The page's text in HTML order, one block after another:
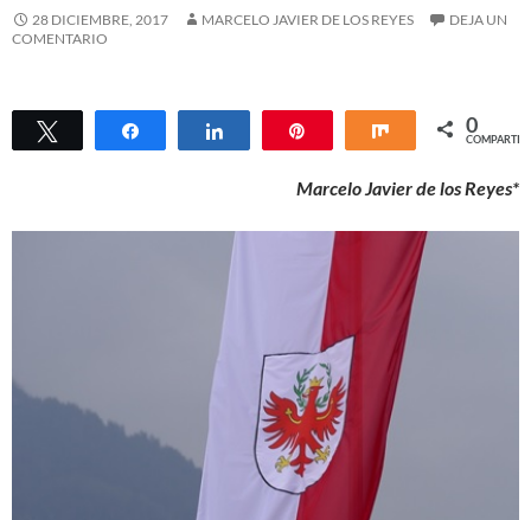
28 DICIEMBRE, 2017 MARCELO JAVIER DE LOS REYES
DEJA UN
COMENTARIO
Twittear Compartir Compartir Compartir
0
COMPARTIR
Marcelo Javier de los Reyes*